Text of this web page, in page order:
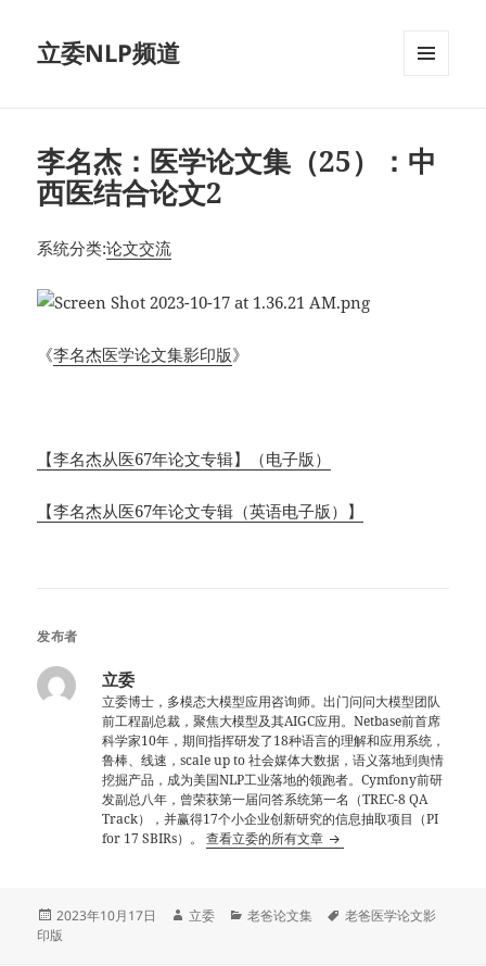
立委NLP频道
李名杰：医学论文集（25）：中
西医结合论文2
系统分类:论文交流
《李名杰医学论文集影印版》
【李名杰从医67年论文专辑】（电子版）
【李名杰从医67年论文专辑（英语电子版）】
发布者
立委
立委博士，多模态大模型应用咨询师。出门问问大模型团队
前工程副总裁，聚焦大模型及其AIGC应用。Netbase前首席
科学家10年，期间指挥研发了18种语言的理解和应用系统，
鲁棒、线速，scale up to 社会媒体大数据，语义落地到舆情
挖掘产品，成为美国NLP工业落地的领跑者。Cymfony前研
发副总八年，曾荣获第一届问答系统第一名（TREC-8 QA
Track），并赢得17个小企业创新研究的信息抽取项目（PI
for 17 SBIRs）。查看立委的所有文章
发
布
2023年10月17日
作
立委
分
老爸论文集
标
老爸医学论文影
印版